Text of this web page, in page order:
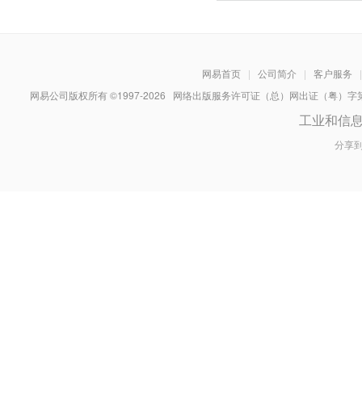
网易首页 | 公司简介 | 客户服务
|
网易公司版权所有 ©1997-2026 网络出版服务许可证（总）网出证（粤）
工业和信
分享